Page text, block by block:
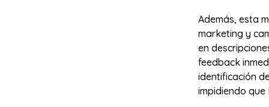
Además, esta
marketing y
en
feedback
identificación
impidiendo que